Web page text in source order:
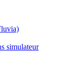
simulateur